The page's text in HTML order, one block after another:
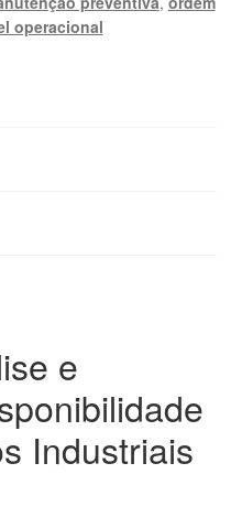
operacional
e
Industriais